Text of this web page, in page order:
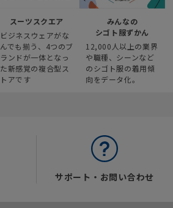
スーツスクエア
ビジネスウェアがな
んでも揃う、4つのブ
ランドが一体となっ
た新感覚の複合型ス
トアです
みんなの
シゴト服ずかん
12,000人以上の業界
や職種、シーンなど
のシゴト服の着用傾
向をデータ化。
サポート・お問い合わせ